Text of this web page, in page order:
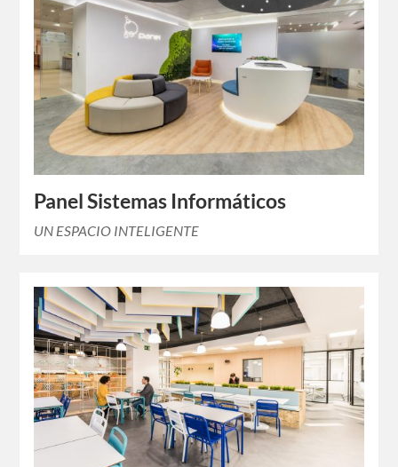
Panel Sistemas Informáticos
UN ESPACIO INTELIGENTE